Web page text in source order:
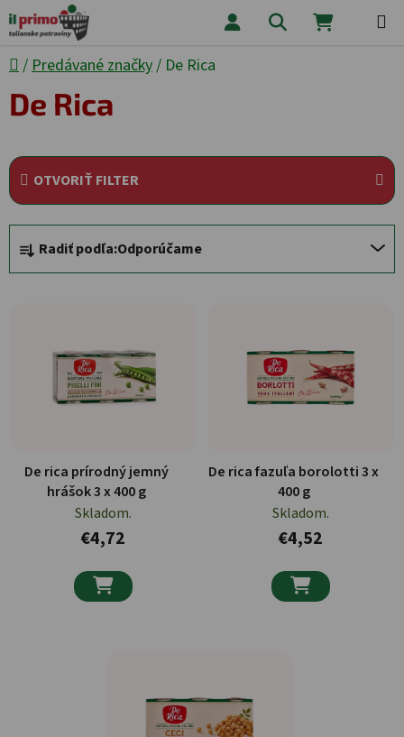
Prejsť na obsah Hľadať
Domov
/ Predávané značky/ De Rica
De Rica
OTVORIŤ FILTER
Radenie produktov
Radiť podľa:Odporúčame
De rica prírodný jemný
hrášok 3 x 400 g
Skladom.
€4,72

De rica fazuľa borolotti 3 x
400 g
Skladom.
€4,52
